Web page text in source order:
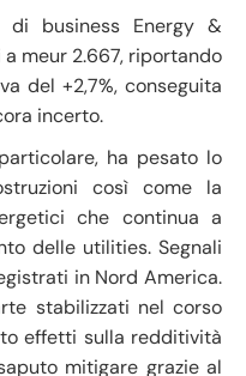
di business Energy &
meur 2.667, riportando
del +2,7%, conseguita
incerto.
ha pesato lo
così come la
che continua a
delle utilities. Segnali
in Nord America.
stabilizzati nel corso
effetti sulla redditività
mitigare grazie al